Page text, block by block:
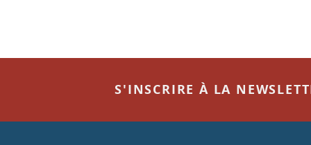
S'INSCRIRE À LA